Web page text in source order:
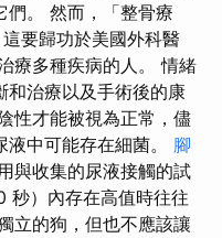
們。 然而，「整骨療
要歸功於美國外科醫
療多種疾病的人。 情緒
和治療以及手術後的康
性才能被視為正常，儘
中可能存在細菌。 腳
與收集的尿液接觸的試
秒）內存在高值時往往
立的狗，但也不應該讓